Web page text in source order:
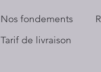
Nos fondements
Tarif de livraison